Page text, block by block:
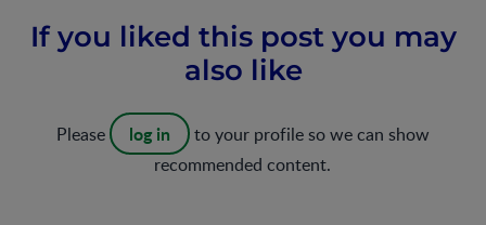
If you liked this post you may
also like
Please log in
to your profile so we can show
recommended content.